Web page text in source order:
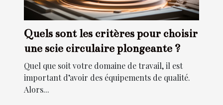
Quels sont les critères pour choisir
une scie circulaire plongeante ?
Quel que soit votre domaine de travail, il est
important d’avoir des équipements de qualité.
Alors...